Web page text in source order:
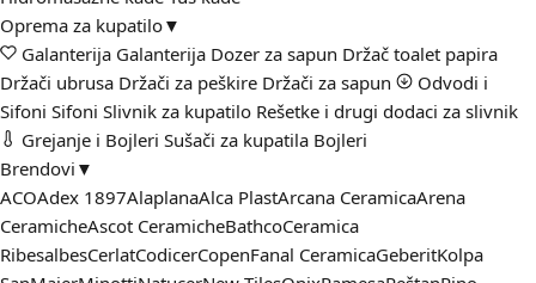
Oprema za kupatilo▼
Galanterija Galanterija Dozer za sapun Držač toalet papira
Držači ubrusa Držači za peškire Držači za sapun
Odvodi i
Sifoni Sifoni Slivnik za kupatilo Rešetke i drugi dodaci za slivnik
Grejanje i Bojleri Sušači za kupatila Bojleri
Brendovi ▼
ACOAdex 1897AlaplanaAlca PlastArcana CeramicaArena
CeramicheAscot CeramicheBathcoCeramica
RibesalbesCerlatCodicerCopenFanal CeramicaGeberitKolpa